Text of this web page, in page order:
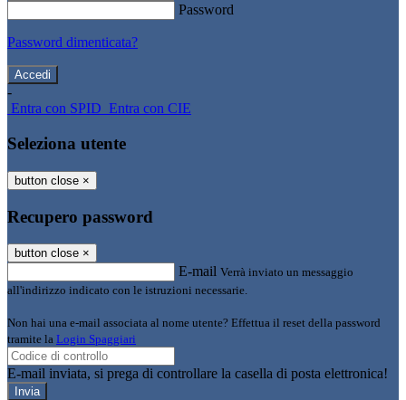
Password
Password dimenticata?
-
Entra con SPID Entra con CIE
Seleziona utente
button close ×
Recupero password
button close ×
E-mail Verrà inviato un messaggio
all'indirizzo indicato con le istruzioni necessarie.
Non hai una e-mail associata al nome utente? Effettua il reset della password
tramite la Login Spaggiari
E-mail inviata, si prega di controllare la casella di posta elettronica!